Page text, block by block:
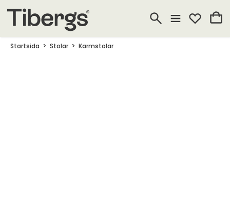
Startsida Stolar Karmstolar